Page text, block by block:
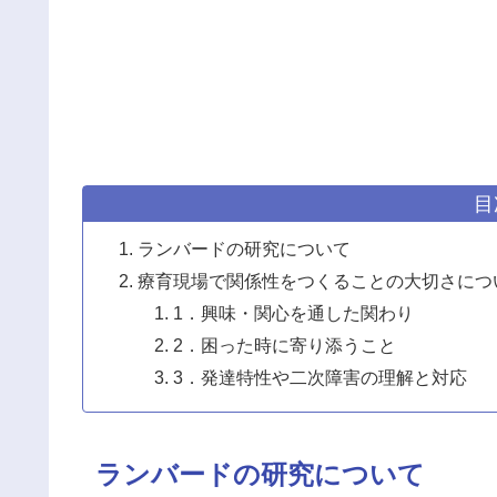
ランバードの研究について
療育現場で関係性をつくることの大切さにつ
1．興味・関心を通した関わり
2．困った時に寄り添うこと
3．発達特性や二次障害の理解と対応
ランバードの研究について